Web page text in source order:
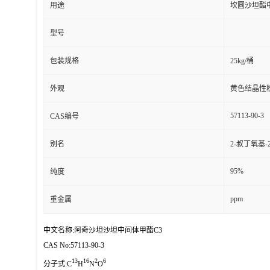
用途 坎圆沙坦酯
型号
包装规格 25kg/桶
外观 黄色结晶性
CAS编号 57113-90-3
别名 2-叔丁氧基-
纯度 95%
重金属 ppm
中文名称:阿奇沙坦沙坦中间体甲酯C3
CAS No:57113-90-3
分子式:C13H16N2O6